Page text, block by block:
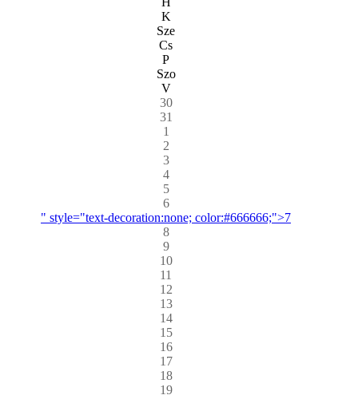
K
Sze
Cs
P
Szo
V
30
31
1
2
3
4
5
6
" style="text-decoration:none; color:#666666;">7
8
9
10
11
12
13
14
15
16
17
18
19